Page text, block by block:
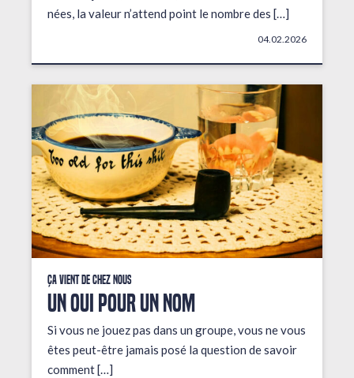
nées, la valeur n’attend point le nombre des […]
04.02.2026
Ça vient de chez nous
UN OUI POUR UN NOM
Si vous ne jouez pas dans un groupe, vous ne vous
êtes peut-être jamais posé la question de savoir
comment […]